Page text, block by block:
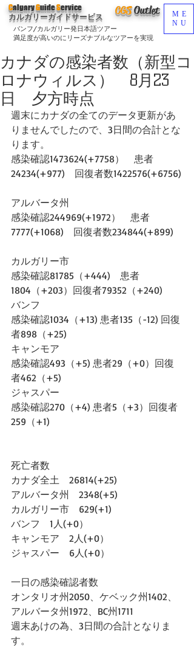
CGSOutlet
バンフ/カルガリー発日本語ツアー
満足度が高いのにリーズナブルなツアーを実現
CalgaryGuideService
カルガリーガイドサービス
ME
NU
カナダの感染者数（新型コ
ロナウィルス） 8月23
日 夕方時点
週末にカナダの全てのデータ更新があ
りませんでしたので、3日間の合計とな
ります。
感染確認1473624(+7758）　患者
24234(+977)　回復者数1422576(+6756)
アルバータ州
感染確認244969(+1972）　患者
7777(+1068)　回復者数234844(+899)
カルガリー市
感染確認81785（+444)　患者
1804（+203）回復者79352（+240)
バンフ
感染確認1034（+13) 患者135（-12) 回復
者898（+25)
キャンモア
感染確認493（+5) 患者29（+0）回復
者462（+5)
ジャスパー
感染確認270（+4) 患者5（+3）回復者
259（+1)
死亡者数
カナダ全土　26814(+25)
アルバータ州　2348(+5)
カルガリー市　629(+1)
バンフ　1人(+0）
キャンモア　2人(+0）
ジャスパー　6人(+0）
一日の感染確認者数
オンタリオ州2050、ケベック州1402、
アルバータ州1972、BC州1711
週末あけの為、3日間の合計となりま
す。